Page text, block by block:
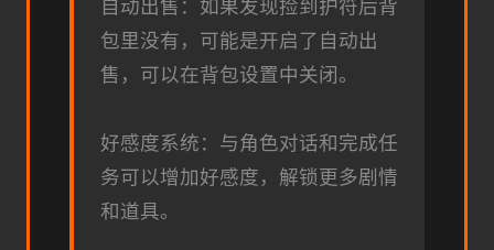
自动出售：如果发现捡到护符后背
包里没有，可能是开启了自动出
售，可以在背包设置中关闭。
好感度系统：与角色对话和完成任
务可以增加好感度，解锁更多剧情
和道具。